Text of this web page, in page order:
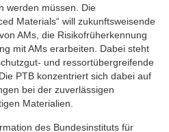
werden müssen. Die
Materials“ will zukunftsweisende
von AMs, die Risikofrüherkennung
mit AMs erarbeiten. Dabei steht
und ressortübergreifende
PTB konzentriert sich dabei auf
bei der zuverlässigen
Materialien.
des Bundesinstituts für